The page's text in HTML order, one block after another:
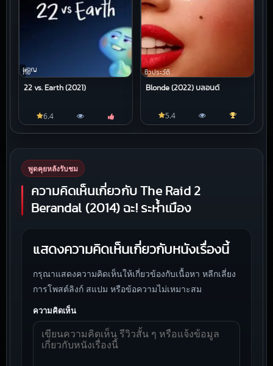
ผจญ
ภัย
22 vs. Earth (2021)
6.4
ชีวประวัติ
Blonde (2022) บลอนด์
5.4
พูดคุยหลังรับชม
ความคิดเห็นเกี่ยวกับ The Raid 2
Berandal (2014) ฉะ! ระห้ำเมือง
แสดงความคิดเห็นเกี่ยวกับหนังเรื่องนี้
กรุณาแสดงความคิดเห็นให้เกี่ยวข้องกับเนื้อหา หลีกเลี่ยง
การโพสต์ลิงก์ สแปม หรือข้อความไม่เหมาะสม
ความคิดเห็น